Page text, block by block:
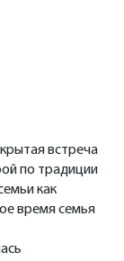
встреча
по традиции
как
время семья